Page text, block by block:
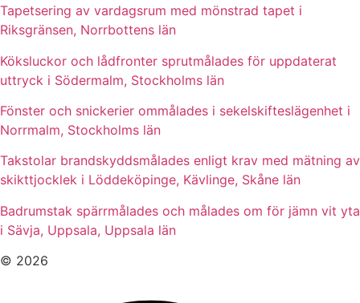
Tapetsering av vardagsrum med mönstrad tapet i
Riksgränsen, Norrbottens län
Köksluckor och lådfronter sprutmålades för uppdaterat
uttryck i Södermalm, Stockholms län
Fönster och snickerier ommålades i sekelskifteslägenhet i
Norrmalm, Stockholms län
Takstolar brandskyddsmålades enligt krav med mätning av
skikttjocklek i Löddeköpinge, Kävlinge, Skåne län
Badrumstak spärrmålades och målades om för jämn vit yta
i Sävja, Uppsala, Uppsala län
© 2026